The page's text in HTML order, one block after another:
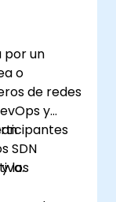
por un
o
de redes
y
SDN
los